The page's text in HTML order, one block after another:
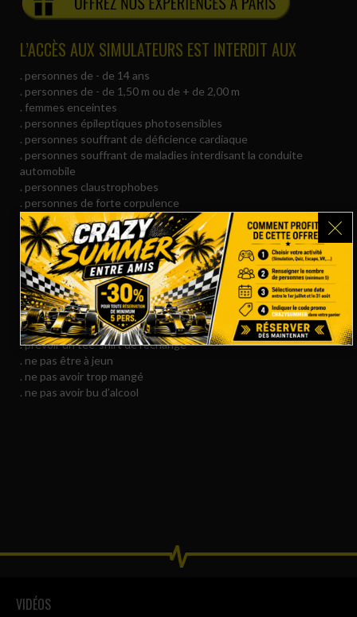
L’ACCÈS AUX SIMULATEURS EST INTERDIT AUX
. personnes de - de 14 ans
. personnes de - de 1,50 m ou de + de 2,00 m
. femmes enceintes
. personnes épileptiques photosensibles
. personnes souffrant de déficience cardiaque
. personnes souffrant de maladies interdisant la conduite
automobile
. personnes claustrophobes
. personnes de forte corpulence
. personnes souffrant de troubles de l’équilibre
. personnes ne pouvant être exposées à un niveau sonore
élevé
. personnes portant des lunettes à verres progressifs (prévoir
lunettes «vue de près»)
POUR VOTRE CONFORT
. prévoir un tee-shirt de rechange
. ne pas être à jeun
. ne pas avoir trop mangé
. ne pas avoir bu d’alcool
VIDÉOS